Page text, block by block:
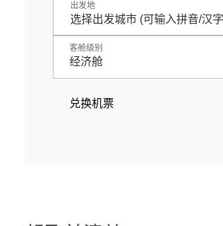
出发地
客舱级别
经济舱
兑换机票